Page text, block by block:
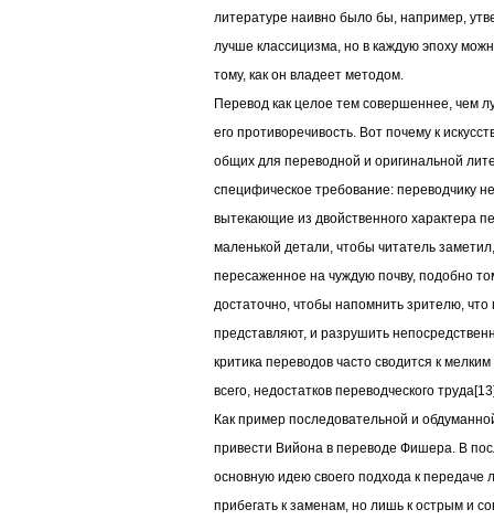
литературе наивно было бы, например,
лучше классицизма, но в каждую эпоху
тому, как он владеет методом.
Перевод как целое тем совершеннее, чем
его противоречивость. Вот почему к
общих для переводной и оригинальной
специфическое требование: переводчику
вытекающие из двойственного характера
маленькой детали, чтобы читатель
пересаженное на чуждую почву, подобно
достаточно, чтобы напомнить зрителю,
представляют, и разрушить
критика переводов часто сводится к
всего, недостатков переводческого
Как пример последовательной и
привести Вийона в переводе Фишера. В
основную идею своего подхода к передаче
прибегать к заменам, но лишь к острым и